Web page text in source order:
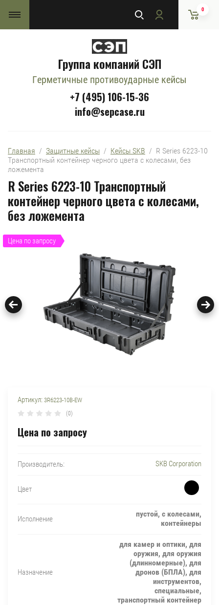
0
Группа компаний СЭП
Герметичные противоударные кейсы
+7 (495) 106-15-36
info@sepcase.ru
Главная
  /
Защитные кейсы
  /
Кейсы SKB
  /  R Series 6223-10
Транспортный контейнер черного цвета с колесами, без
ложемента
R Series 6223-10 Транспортный
контейнер черного цвета с колесами,
без ложемента
Цена по запросу
Артикул: 3R6223-10B-EW
(0)
Цена по запросу
Производитель: SKB Corporation
Цвет
Исполнение
пустой, с колесами,
контейнеры
Назначение
для камер и оптики, для
оружия, для оружия
(длинномерные), для
дронов (БПЛА), для
инструментов,
специальные,
транспортный контейнер